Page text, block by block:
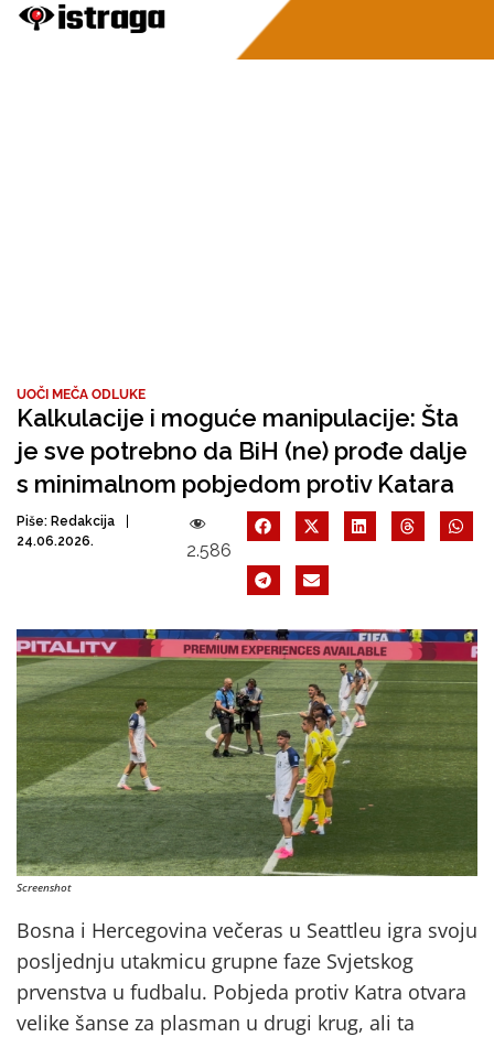
UOČI MEČA ODLUKE
Kalkulacije i moguće manipulacije: Šta
je sve potrebno da BiH (ne) prođe dalje
s minimalnom pobjedom protiv Katara
Piše: Redakcija
24.06.2026.
2.586
Screenshot
Bosna i Hercegovina večeras u Seattleu igra svoju
posljednju utakmicu grupne faze Svjetskog
prvenstva u fudbalu. Pobjeda protiv Katra otvara
velike šanse za plasman u drugi krug, ali ta